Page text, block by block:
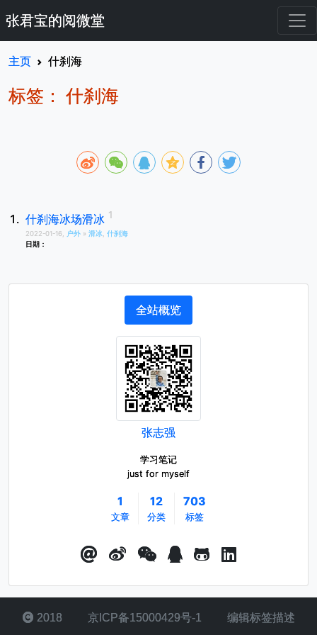
张君宝的阅微堂
主页 什刹海
标签： 什刹海
什刹海冰场滑冰
2022-01-16, 户外 » 滑冰
什刹海
日期：
全站概览
张志强
学习笔记
just for myself
1
文章
12
分类
703
标签
2018 京ICP备15000429号-1 编辑标签描述